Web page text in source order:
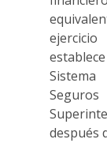
después